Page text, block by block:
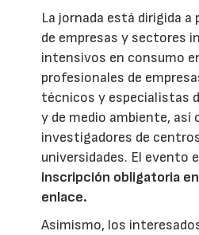
La jornada está dirigida
de empresas y sectores
intensivos en consumo
profesionales de
técnicos y especialistas
y de medio ambiente, así
investigadores de
universidades. El evento
inscripción obligatoria
enlace.
Asimismo, los